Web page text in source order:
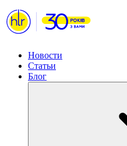
Новости
Статьи
Блог